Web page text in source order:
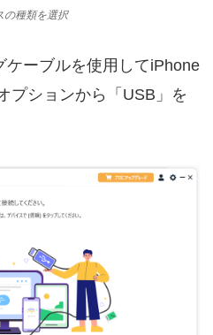
の種類を選択
ケーブルを使用してiPhone
プションから「USB」を